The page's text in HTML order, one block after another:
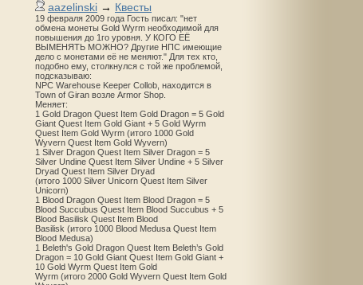
aazelinski → Квесты
19 февраля 2009 года Гость писал: "нет
обмена монеты Gold Wyrm необходимой для
повышения до 1го уровня. У КОГО ЕЁ
ВЫМЕНЯТЬ МОЖНО? Другие НПС имеющие
дело с монетами её не меняют." Для тех кто,
подобно ему, столкнулся с той же проблемой,
подсказываю:
NPC Warehouse Keeper Collob, находится в
Town of Giran возле Armor Shop.
Меняет:
1 Gold Dragon Quest Item Gold Dragon = 5 Gold
Giant Quest Item Gold Giant + 5 Gold Wyrm
Quest Item Gold Wyrm (итого 1000 Gold
Wyvern Quest Item Gold Wyvern)
1 Silver Dragon Quest Item Silver Dragon = 5
Silver Undine Quest Item Silver Undine + 5 Silver
Dryad Quest Item Silver Dryad
(итого 1000 Silver Unicorn Quest Item Silver
Unicorn)
1 Blood Dragon Quest Item Blood Dragon = 5
Blood Succubus Quest Item Blood Succubus + 5
Blood Basilisk Quest Item Blood
Basilisk (итого 1000 Blood Medusa Quest Item
Blood Medusa)
1 Beleth's Gold Dragon Quest Item Beleth’s Gold
Dragon = 10 Gold Giant Quest Item Gold Giant +
10 Gold Wyrm Quest Item Gold
Wyrm (итого 2000 Gold Wyvern Quest Item Gold